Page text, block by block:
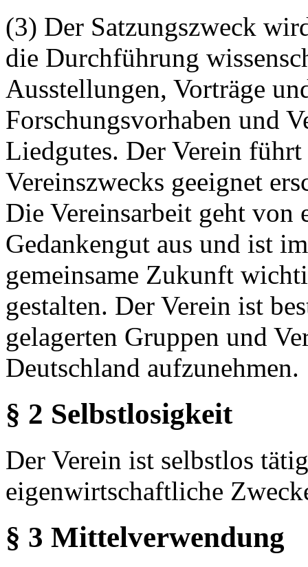
(3) Der Satzungszweck
die Durchführung
Ausstellungen, Vorträge
Forschungsvorhaben und
Liedgutes. Der Verein
Vereinszwecks geeignet
Die Vereinsarbeit geht von
Gedankengut aus und ist
gemeinsame Zukunft
gestalten. Der Verein ist
gelagerten Gruppen und
Deutschland aufzunehmen.
§ 2 Selbstlosigkeit
Der Verein ist selbstlos
eigenwirtschaftliche
§ 3 Mittelverwendung